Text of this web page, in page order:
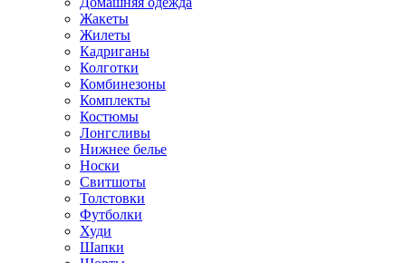
Жакеты
Жилеты
Кадриганы
Колготки
Комбинезоны
Комплекты
Костюмы
Лонгсливы
Нижнее белье
Носки
Свитшоты
Толстовки
Футболки
Худи
Шапки